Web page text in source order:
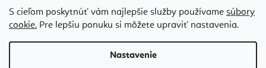
S cieľom poskytnúť vám najlepšie služby používame súbory
cookie. Pre lepšiu ponuku si môžete upraviť nastavenia.
Nastavenie
Aromaterapia
Zdravý spánok
Naše obľúbené